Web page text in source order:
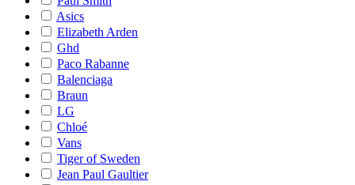
Asics
Elizabeth Arden
Ghd
Paco Rabanne
Balenciaga
Braun
LG
Chloé
Vans
Tiger of Sweden
Jean Paul Gaultier